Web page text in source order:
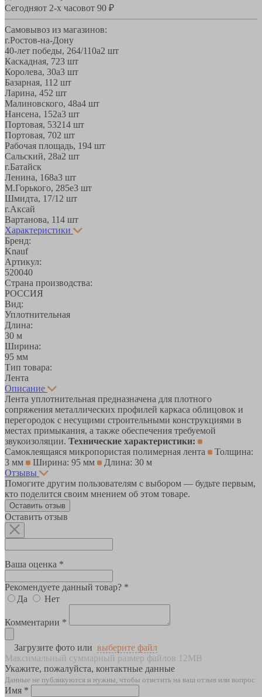
Сегодняот 2-х часовот 90 ₽
Самовывоз из магазинов:
г.Ростов-на-Дону
40-лет победы, 264/110а2 шт
Каскадная, 723 шт
Королева, 30а3 шт
Базарная, 11 2 шт
Ларина, 452 шт
Малиновского, 48а4 шт
Нансена, 152а3 шт
Портовая, 53214 шт
Портовая, 702 шт
Рабочая площадь, 194 шт
Сальский, 28a2 шт
г.Батайск
Ленина, 168а3 шт
М.Горького, 285е3 шт
Шмидта, 17/1 2 шт
г.Аксай
Вартанова, 114 шт
Характеристики
Бренд:
Knauf
Артикул:
520040
Страна производства:
РОССИЯ
Вид:
Уплотнительная
Длина:
30 м
Ширина:
95 мм
Тип товара:
Лента
Описание
Лента уплотнительная предназначена для плотного
сопряжения металлических профилей каркаса облицовок и
перегородок с несущими строительными конструкциями в
местах примыкания, а также обеспечения требуемой
звукоизоляции. Технические характеристики:
Самоклеящаяся микропористая полимерная лента
Толщина:
3 мм
Ширина: 95 мм
Длина: 30 м
Отзывы
Помогите другим пользователям с выбором — будьте первым,
кто поделится своим мнением об этом товаре.
Оставить отзыв
Оставить отзыв
Ваша оценка *
Рекомендуете данный товар? *
Да
Нет
Комментарии *
Загрузите фото или выберите файл
Максимальный суммарный размер файлов 12MB
Укажите, пожалуйста, контактные данные
Данные не публикуются и нужны, чтобы ответить на ваш отзыв или вопрос
Имя *